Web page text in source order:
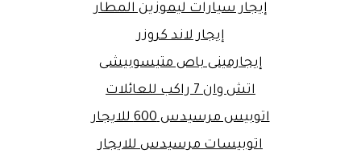
إيجار سيارات ليموزين المطار
إيجار لاند كروزر
إيجارمينى باص متيسوبيشى
اتش وان 7 راكب للعائلات
اتوبيس مرسيدس 600 للايجار
اتوبيسات مرسيدس للايجار